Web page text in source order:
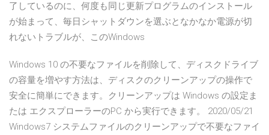
了しているのに、何度も同じ更新プログラムのインストール
が始まって、毎日シャットダウンを選ぶとなかなか電源が切
れないトラブルが、このWindows
Windows 10 の不要なファイルを削除して、ディスクドライブ
の容量を増やす方法は、ディスクのクリーンアップの操作で
安全に簡単にできます。クリーンアップは Windows の設定ま
たは エクスプローラーのPC から実行できます。 2020/05/21
Windows7 システムファイルのクリーンアップで不要なファイ